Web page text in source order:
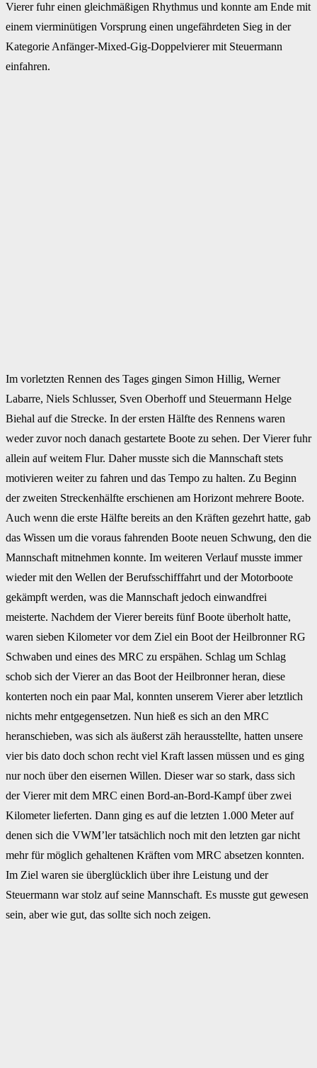
Vierer fuhr einen gleichmäßigen Rhythmus und konnte am Ende mit
einem vierminütigen Vorsprung einen ungefährdeten Sieg in der
Kategorie Anfänger-Mixed-Gig-Doppelvierer mit Steuermann
einfahren.
Im vorletzten Rennen des Tages gingen Simon Hillig, Werner
Labarre, Niels Schlusser, Sven Oberhoff und Steuermann Helge
Biehal auf die Strecke. In der ersten Hälfte des Rennens waren
weder zuvor noch danach gestartete Boote zu sehen. Der Vierer fuhr
allein auf weitem Flur. Daher musste sich die Mannschaft stets
motivieren weiter zu fahren und das Tempo zu halten. Zu Beginn
der zweiten Streckenhälfte erschienen am Horizont mehrere Boote.
Auch wenn die erste Hälfte bereits an den Kräften gezehrt hatte, gab
das Wissen um die voraus fahrenden Boote neuen Schwung, den die
Mannschaft mitnehmen konnte. Im weiteren Verlauf musste immer
wieder mit den Wellen der Berufsschifffahrt und der Motorboote
gekämpft werden, was die Mannschaft jedoch einwandfrei
meisterte. Nachdem der Vierer bereits fünf Boote überholt hatte,
waren sieben Kilometer vor dem Ziel ein Boot der Heilbronner RG
Schwaben und eines des MRC zu erspähen. Schlag um Schlag
schob sich der Vierer an das Boot der Heilbronner heran, diese
konterten noch ein paar Mal, konnten unserem Vierer aber letztlich
nichts mehr entgegensetzen. Nun hieß es sich an den MRC
heranschieben, was sich als äußerst zäh herausstellte, hatten unsere
vier bis dato doch schon recht viel Kraft lassen müssen und es ging
nur noch über den eisernen Willen. Dieser war so stark, dass sich
der Vierer mit dem MRC einen Bord-an-Bord-Kampf über zwei
Kilometer lieferten. Dann ging es auf die letzten 1.000 Meter auf
denen sich die VWM’ler tatsächlich noch mit den letzten gar nicht
mehr für möglich gehaltenen Kräften vom MRC absetzen konnten.
Im Ziel waren sie überglücklich über ihre Leistung und der
Steuermann war stolz auf seine Mannschaft. Es musste gut gewesen
sein, aber wie gut, das sollte sich noch zeigen.